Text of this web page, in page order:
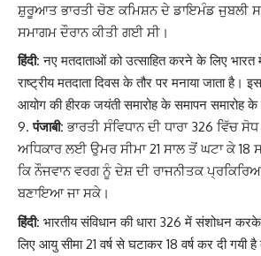
ਸ਼ੁਰੂਆਤ ਭਾਰਤੀ ਚੋਣ ਕਮਿਸ਼ਨ ਦੇ ਡਾਇਮੰਡ ਜੁਬਲੀ
ਸਮਾਗਮ ਦੌਰਾਨ ਕੀਤੀ ਗਈ ਸੀ।
हिंदी: नए मतदाताओं को उत्साहित करने के लिए
राष्ट्रीय मतदाता दिवस के तौर पर मनाया जाता है।
आयोग की हीरक जयंती समारोह के समापन समारोह के
पंजाबी: ਭਾਰਤੀ ਸੰਵਿਧਾਨ ਦੀ ਧਾਰਾ 326 ਵਿੱਚ
ਅਧਿਕਾਰ ਲਈ ਉਮਰ ਸੀਮਾ 21 ਸਾਲ ਤੋਂ ਘਟਾ ਕੇ 18
ਕਿ ਨੌਜਵਾਨ ਵਰਗ ਨੂੰ ਦੇਸ਼ ਦੀ ਰਾਜਨੀਤਕ
ਬਣਾਇਆ ਜਾ ਸਕੇ।
हिंदी: भारतीय संविधान की धारा 326 में संशोधन
लिए आयु सीमा 21 वर्ष से घटाकर 18 वर्ष कर दी गयी